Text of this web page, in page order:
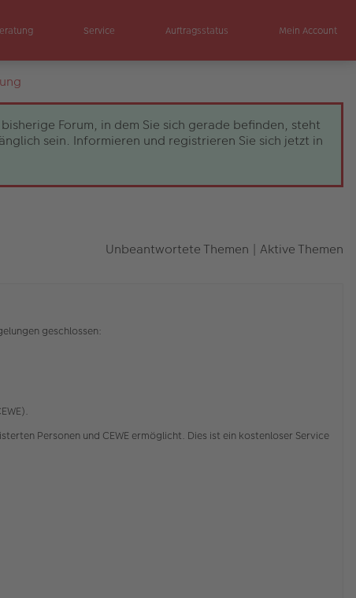
Service Auftragsstatus Mein Account
Forum, in dem Sie sich gerade befinden, steht
sein. Informieren und registrieren Sie sich jetzt in
Unbeantwortete Themen | Aktive Themen
geschlossen:
Personen und CEWE ermöglicht. Dies ist ein kostenloser Service